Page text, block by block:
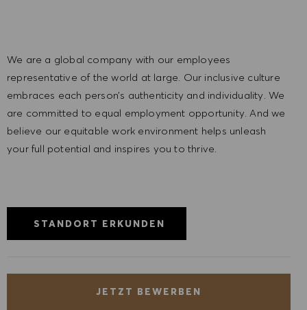
We are a global company with our employees
representative of the world at large. Our inclusive culture
embraces each person’s authenticity and individuality. We
are committed to equal employment opportunity. And we
believe our equitable work environment helps unleash
your full potential and inspires you to thrive.
STANDORT ERKUNDEN
JETZT BEWERBEN